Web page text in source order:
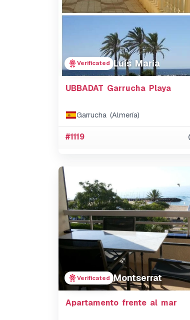
Verificated Luis María
UBBADAT Garrucha Playa
Garrucha (Almería)
#1119
Verificated Montserrat
Apartamento frente al mar